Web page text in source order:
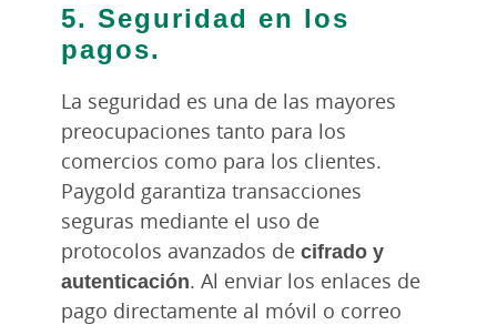
5. Seguridad en los
pagos.
La seguridad es una de las mayores
preocupaciones tanto para los
comercios como para los clientes.
Paygold garantiza transacciones
seguras mediante el uso de
protocolos avanzados de cifrado y
autenticación. Al enviar los enlaces de
pago directamente al móvil o correo